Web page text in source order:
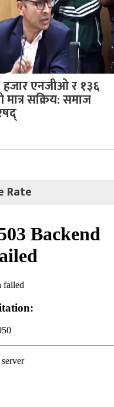
हजार एनजीओ र १३६
सक्रिय: समाज
Rate